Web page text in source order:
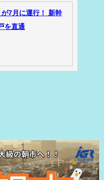
7月に運行！ 新幹
を直通